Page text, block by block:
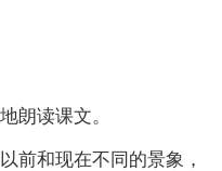
朗读课文。
前和现在不同的景象，